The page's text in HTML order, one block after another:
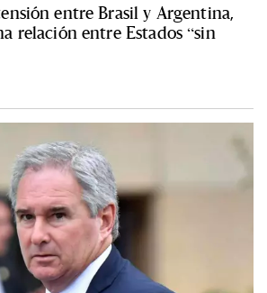
entre Brasil y Argentina,
relación entre Estados “sin